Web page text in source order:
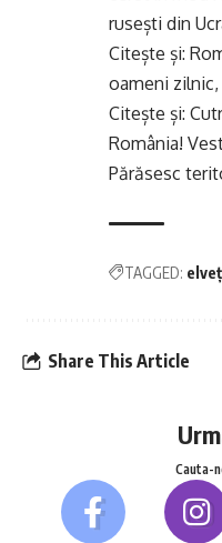
rusești din
Citește și:
oameni
Citește și:
România!
Părăsesc
TAGGED:
Share This Article
Cauta-